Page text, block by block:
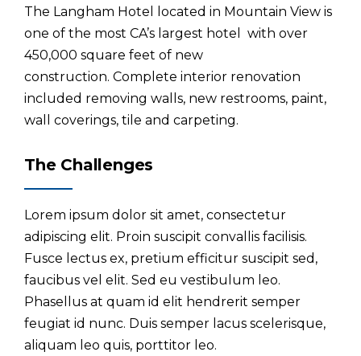
The Langham Hotel located in Mountain View is
one of the most CA’s largest hotel with over
450,000 square feet of new
construction. Complete interior renovation
included removing walls, new restrooms, paint,
wall coverings, tile and carpeting.
The Challenges
Lorem ipsum dolor sit amet, consectetur
adipiscing elit. Proin suscipit convallis facilisis.
Fusce lectus ex, pretium efficitur suscipit sed,
faucibus vel elit. Sed eu vestibulum leo.
Phasellus at quam id elit hendrerit semper
feugiat id nunc. Duis semper lacus scelerisque,
aliquam leo quis, porttitor leo.